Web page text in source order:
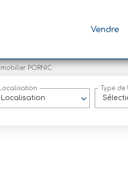
Vendre
PORNIC
Localisation
Localisation Type de